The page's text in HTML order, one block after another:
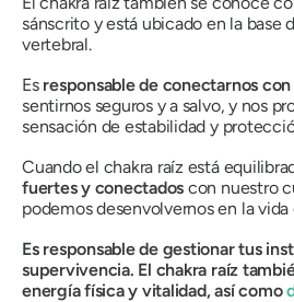
sánscrito y está ubicado en la base
vertebral.
Es responsable de conectarnos
sentirnos seguros y a salvo, y nos
sensación de estabilidad y
Cuando el chakra raíz está
fuertes y conectados con nuestro
podemos desenvolvernos en la
Es responsable de gestionar tus
supervivencia. El chakra raíz
energía física y vitalidad, así como